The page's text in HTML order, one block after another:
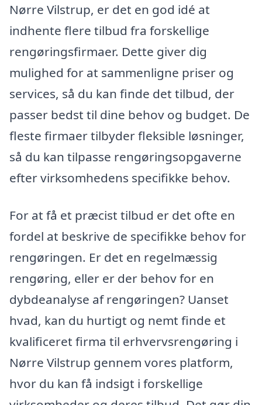
Nørre Vilstrup, er det en god idé at
indhente flere tilbud fra forskellige
rengøringsfirmaer. Dette giver dig
mulighed for at sammenligne priser og
services, så du kan finde det tilbud, der
passer bedst til dine behov og budget. De
fleste firmaer tilbyder fleksible løsninger,
så du kan tilpasse rengøringsopgaverne
efter virksomhedens specifikke behov.
For at få et præcist tilbud er det ofte en
fordel at beskrive de specifikke behov for
rengøringen. Er det en regelmæssig
rengøring, eller er der behov for en
dybdeanalyse af rengøringen? Uanset
hvad, kan du hurtigt og nemt finde et
kvalificeret firma til erhvervsrengøring i
Nørre Vilstrup gennem vores platform,
hvor du kan få indsigt i forskellige